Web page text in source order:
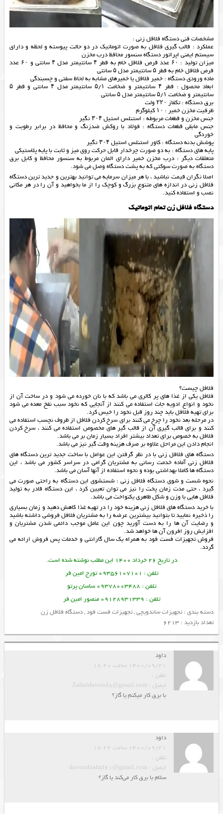
مشخصات فنیدستگاه فلافل زنی:
عملکرد : قالب گیری فلافل به صورت اتوماتیک در دو حالت پیوسته و لحظه و دارای
سیستم ایمنی اپراتور دستگاه سنسور محافظ درب مخزن
میزان تولید : ۶۰ عدد قرص فلافل خام به قطر ۴ سانتیمتر مدل ۴ سانتی و ۶۰ عدد
قرص فلافل خام به قطر ۵ سانتیمتر مدل ۵ سانتی
ماده ورودی دستگاه : خمیر فلافل یا خمیرهای مشابه به لحاظ سفتی و چسبندگی
ابعاد محصول : قطر ۴ سانتیمتر و ضخامت ۵/۱ سانتیمتر مدل ۴ سانتی و قطر ۵
سانتیمتر و ضخامت ۵/۱ سانتیمتر مدل ۵ سانتی
برق دستگاه : تکفاز ۲۲۰ ولت
ظرفیت مخزن خمیر : ۱۰ کیلوگرم
جنس مخزن و قطعات مربوطه : استنلس استیل ۳۰۴ نگیر
جنس مابقی قطعات دستگاه : فولاد با روکش ضدزنگ و محافظ در برابر رطوبت و
خوردگی
پوشش بدنه دستگاه : کاور استنلس استیل ۳۰۴ نگیر
پایه های دستگاه : به دو صورت چرخدار قابل حرکت روی میز و ثابت با پایه پلاستیکی
متعلقات دیگر : درب مخزن خمیر دارای المان مربوط به سنسور محافظ و کابل برق
دستگاه به صورت سوکتی که به پشت دستگاه وصل می شود.
اصلا نگران قیمت نباشید ، با هر میزان سرمایه می توانید بهترین و جدید ترین دستگاه
فلافل زنی در اندازه های متنوع بزرگ و کوچک را از ما بخواهید و آن را در هر مکانی
نصب و استفاده کنید.
دستگاه فلافل زن تمام اتوماتیک
فلافل چیست؟
فلافل یکی از غذا های پر کالری می باشد که با نان خورده می شود و در ساخت آن از
نخود و انواع ادویه جات استفاده می کنند از آنجایی که نخود سبب نفخ معده می شود
برای تهیه فلافل باید چند روز قبل نخود را خیس کرد.
در مرحله بعد نخود را چرخ می کنند برای سرخ کردن فلافل از ظروف نچسب استفاده می
کنند و برای قالب گیری آن از قالب گیر های مخصوص استفاده می کنند ، سرخ کردن
فلافل به خصوص برای تعداد بیشتر افراد بسیار زمان بر می باشد.
انجام دادن این مراحل علاوه بر صرف هزینه وقت گیر نیز می باشد.
دستگاه های فلافل زنی با در نظر گرفتن این عوامل با ساخت جدید ترین دستگاه های
فلافل زنی آماده خدمت رسانی به مشتریان گرامی در سراسر کشور می باشد ، این
دستگاه ها کاملا بهداشتی بوده و نحوه استفاده از آنها آسان می باشد.
نحوه شست و شوی دستگاه فلافل زنی : شستشوی این دستگاه به راحتی صورت می
گیرد ، حتی مدت زمان پخت را نیز می توان تعیین کرد ، این دستگاه قادر به تولید
فلافل هایی با وزن و شکل ظاهری یکنواخت می باشد.
با خرید دستگاه های فلافل زنی هزینه خود را در تهیه غذا کاهش دهید و زمان بسیاری
را ذخیره نمایید تا بتوانید بیشترین عرضه را به مشتریان فلافل فروشی داشته باشید
و رضایت آن ها را به دست آورید چون این عامل موجب دائمی شدن مشتریان و
افزایش روز افرون آن ها خواهد شد.
فروشتجهیزات فست فودبه همراه یک سال گارانتی و خدمات پس فروش ارائه می
گردد.
در تاریخ 26 خرداد 1400 این مطلب نوشته شده است.
تلفن : 09356107101 تورج امین فر
تلفن : 09378003488 ساسان پرتو
تلفن : 09128931339 منصور امین فر
دسته بندی :تجهیزات ساندویچی,تجهیزات فست فود,دستگاه فلافل زن
تعداد بازدید : 6213
داود
1400/09/21 ساعت 18:20
تلفن :
ایمیل : Zafaridavood8@gmail.com
با برق کار میکنم یا گاز؟
داود
1400/09/21 ساعت 18:22
تلفن :
ایمیل : davoodzafari61@gmail.com
سلام با برق کار می‌کند یا گاز؟